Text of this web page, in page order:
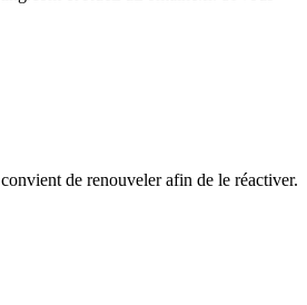
de renouveler afin de le réactiver.